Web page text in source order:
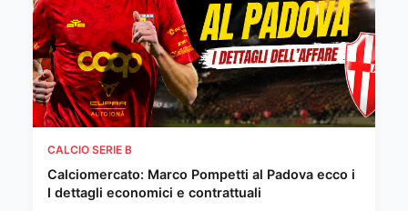
CALCIO SERIE B
Calciomercato: Marco Pompetti al Padova ecco i
I dettagli economici e contrattuali